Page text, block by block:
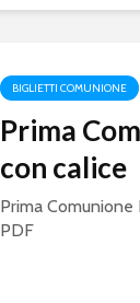
BIGLIETTI COMUNIONE
Prima
con calice
Prima Comunione
PDF